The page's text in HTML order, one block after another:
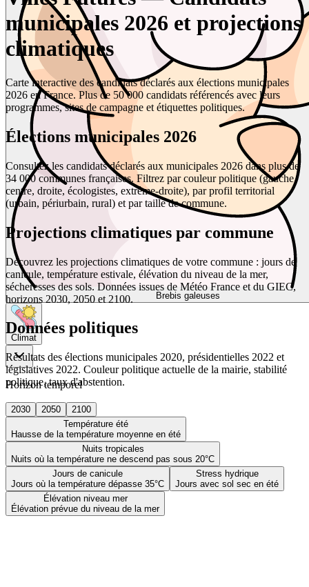
Brebis galeuses
Climat
Horizon temporel
2030 2050
2100
Température été
Hausse de la température moyenne en été
Nuits tropicales
Nuits où la température ne descend pas sous 20°C
Jours de canicule
Jours où la température dépasse 35°C
Stress hydrique
Jours avec sol sec en été
Élévation niveau mer
Élévation prévue du niveau de la mer
municipales 2026 et projections
climatiques
Carte interactive des candidats déclarés aux élections municipales
2026 en France. Plus de 50 000 candidats référencés avec leurs
programmes, sites de campagne et étiquettes politiques.
Élections municipales 2026
Consultez les candidats déclarés aux municipales 2026 dans plus de
34 000 communes françaises. Filtrez par couleur politique (gauche,
centre, droite, écologistes, extrême-droite), par profil territorial
(urbain, périurbain, rural) et par taille de commune.
Projections climatiques par commune
Découvrez les projections climatiques de votre commune : jours de
canicule, température estivale, élévation du niveau de la mer,
sécheresses des sols. Données issues de Météo France et du GIEC,
horizons 2030, 2050 et 2100.
Données politiques
Résultats des élections municipales 2020, présidentielles 2022 et
législatives 2022. Couleur politique actuelle de la mairie, stabilité
politique, taux d'abstention.